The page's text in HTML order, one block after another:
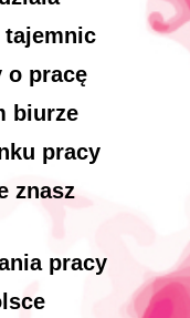
tajemnic
o pracę
biurze
pracy
znasz
pracy